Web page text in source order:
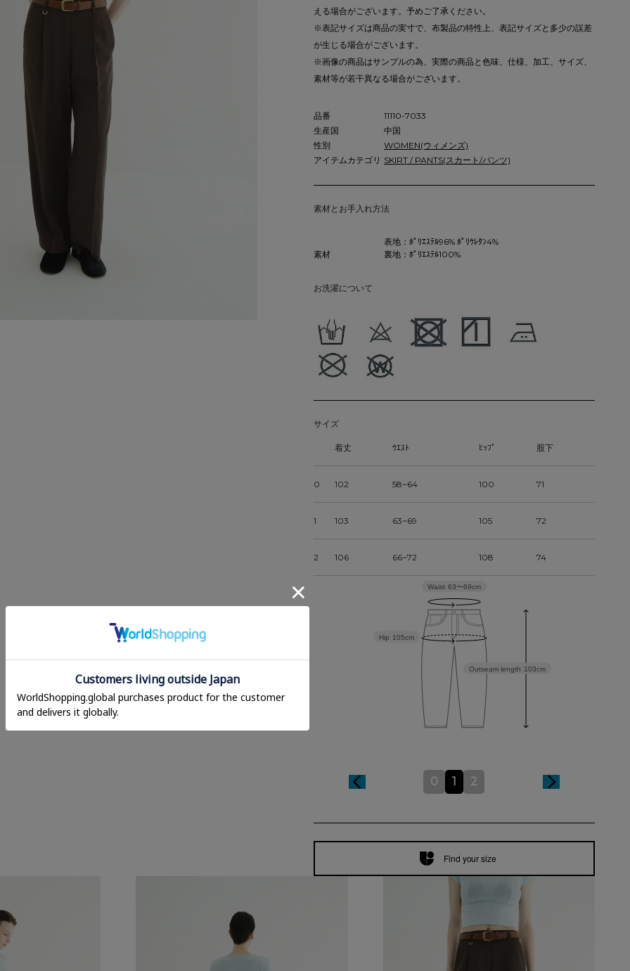
える場合がございます。予めご了承ください。
※表記サイズは商品の実寸で、布製品の特性上、表記サイズと多少の誤差
が生じる場合がございます。
※画像の商品はサンプルの為、実際の商品と色味、仕様、加工、サイズ、
素材等が若干異なる場合がございます。
品番
11110-7033
生産国
中国
性別
WOMEN(ウィメンズ)
アイテムカテゴリ SKIRT / PANTS(スカート/パンツ)
素材とお手入れ方法
素材
表地：ﾎﾟﾘｴｽﾃﾙ96% ﾎﾟﾘｳﾚﾀﾝ4%
裏地：ﾎﾟﾘｴｽﾃﾙ100%
お洗濯について
サイズ
着丈 ｳｴｽﾄ ﾋｯﾌﾟ 股下
0 102 58~64 100 71
1 103 63~69 105 72
2 106 66~72 108 74
Outseam length 103cm
Hip 105cm
Waist 63〜69cm
0 1 2
Find your size